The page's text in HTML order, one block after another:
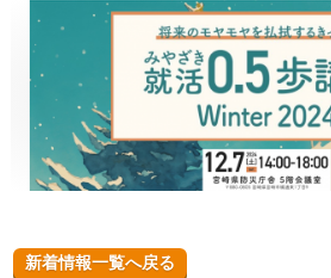
新着情報一覧へ戻る